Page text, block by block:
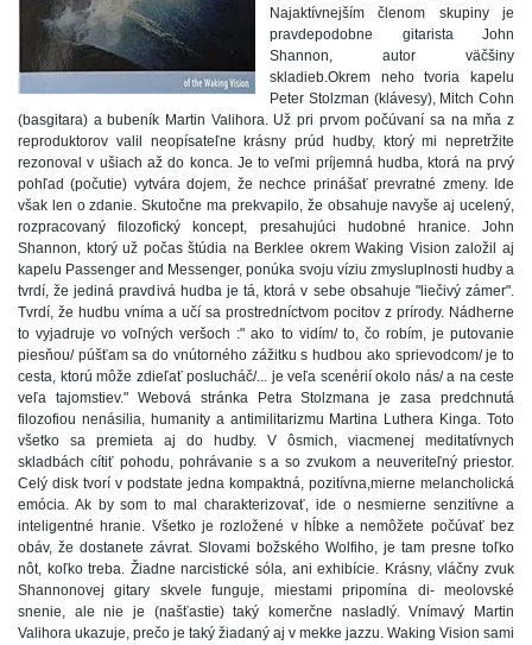
Najaktívnejším členom skupiny je
pravdepodobne gitarista John
Shannon, autor väčšiny
skladieb.Okrem neho tvoria kapelu
Peter Stolzman (klávesy), Mitch Cohn
(basgitara) a bubeník Martin Valihora. Už pri prvom počúvaní sa na mňa z
reproduktorov valil neopísateľne krásny prúd hudby, ktorý mi nepretržite
rezonoval v ušiach až do konca. Je to veľmi príjemná hudba, ktorá na prvý
pohľad (počutie) vytvára dojem, že nechce prinášať prevratné zmeny. Ide
však len o zdanie. Skutočne ma prekvapilo, že obsahuje navyše aj ucelený,
rozpracovaný filozofický koncept, presahujúci hudobné hranice. John
Shannon, ktorý už počas štúdia na Berklee okrem Waking Vision založil aj
kapelu Passenger and Messenger, ponúka svoju víziu zmysluplnosti hudby a
tvrdí, že jediná pravdivá hudba je tá, ktorá v sebe obsahuje "liečivý zámer".
Tvrdí, že hudbu vníma a učí sa prostredníctvom pocitov z prírody. Nádherne
to vyjadruje vo voľných veršoch :" ako to vidím/ to, čo robím, je putovanie
piesňou/ púšťam sa do vnútorného zážitku s hudbou ako sprievodcom/ je to
cesta, ktorú môže zdieľať poslucháč/... je veľa scenérií okolo nás/ a na ceste
veľa tajomstiev." Webová stránka Petra Stolzmana je zasa predchnutá
filozofiou nenásilia, humanity a antimilitarizmu Martina Luthera Kinga. Toto
všetko sa premieta aj do hudby. V ôsmich, viacmenej meditatívnych
skladbách cítiť pohodu, pohrávanie s a so zvukom a neuveriteľný priestor.
Celý disk tvorí v podstate jedna kompaktná, pozitívna,mierne melancholická
emócia. Ak by som to mal charakterizovať, ide o nesmierne senzitívne a
inteligentné hranie. Všetko je rozložené v hĺbke a nemôžete počúvať bez
obáv, že dostanete závrat. Slovami božského Wolfiho, je tam presne toľko
nôt, koľko treba. Žiadne narcistické sóla, ani exhibície. Krásny, vláčny zvuk
Shannonovej gitary skvele funguje, miestami pripomína di- meolovské
snenie, ale nie je (našťastie) taký komerčne nasladlý. Vnímavý Martin
Valihora ukazuje, prečo je taký žiadaný aj v mekke jazzu. Waking Vision sami